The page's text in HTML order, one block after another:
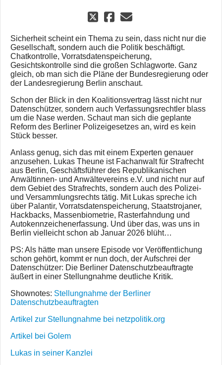
Sicherheit scheint ein Thema zu sein, dass nicht nur die
Gesellschaft, sondern auch die Politik beschäftigt.
Chatkontrolle, Vorratsdatenspeicherung,
Gesichtskontrolle sind die großen Schlagworte. Ganz
gleich, ob man sich die Pläne der Bundesregierung oder
der Landesregierung Berlin anschaut.
Schon der Blick in den Koalitionsvertrag lässt nicht nur
Datenschützer, sondern auch Verfassungsrechtler blass
um die Nase werden. Schaut man sich die geplante
Reform des Berliner Polizeigesetzes an, wird es kein
Stück besser.
Anlass genug, sich das mit einem Experten genauer
anzusehen. Lukas Theune ist Fachanwalt für Strafrecht
aus Berlin, Geschäftsführer des Republikanischen
Anwältinnen- und Anwältevereins e.V. und nicht nur auf
dem Gebiet des Strafrechts, sondern auch des Polizei-
und Versammlungsrechts tätig. Mit Lukas spreche ich
über Palantir, Vorratsdatenspeicherung, Staatstrojaner,
Hackbacks, Massenbiometrie, Rasterfahndung und
Autokennzeichenerfassung. Und über das, was uns in
Berlin vielleicht schon ab Januar 2026 blüht…
PS: Als hätte man unsere Episode vor Veröffentlichung
schon gehört, kommt er nun doch, der Aufschrei der
Datenschützer: Die Berliner Datenschutzbeauftragte
äußert in einer Stellungnahme deutliche Kritik.
Shownotes: Stellungnahme der Berliner
Datenschutzbeauftragten
Artikel zur Stellungnahme bei netzpolitik.org
Artikel bei Golem
Lukas in seiner Kanzlei